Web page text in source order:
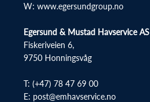
W:www.egersundgroup.no
Egersund & Mustad Havservice AS
Fiskeriveien 6,
9750 Honningsvåg
T:(+47) 78 47 69 00
E: post@emhavservice.no